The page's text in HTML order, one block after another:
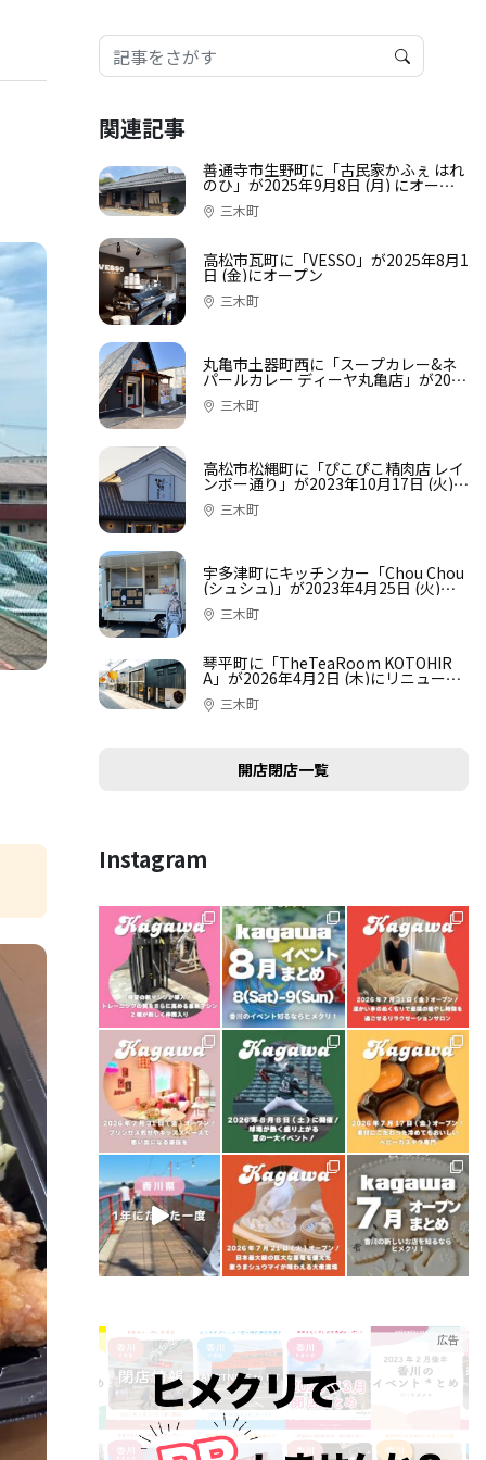
関連記事
善通寺市生野町に「古民家かふぇ はれ
のひ」が2025年9月8日 (月) にオープ
ン 三木町
高松市瓦町に「VESSO」が2025年8月1
日 (金)にオープン
三木町
丸亀市土器町西に「スープカレー&ネ
パールカレー ディーヤ丸亀店」が2022
年10月19日 (水)にオープン
三木町
高松市松縄町に「ぴこぴこ精肉店 レイ
ンボー通り」が2023年10月17日 (火)に
オープン
三木町
宇多津町にキッチンカー「Chou Chou
(シュシュ)」が2023年4月25日 (火)に
オープン
三木町
琴平町に「TheTeaRoom KOTOHIR
A」が2026年4月2日 (木)にリニューア
ルオープン
三木町
開店閉店一覧
Instagram